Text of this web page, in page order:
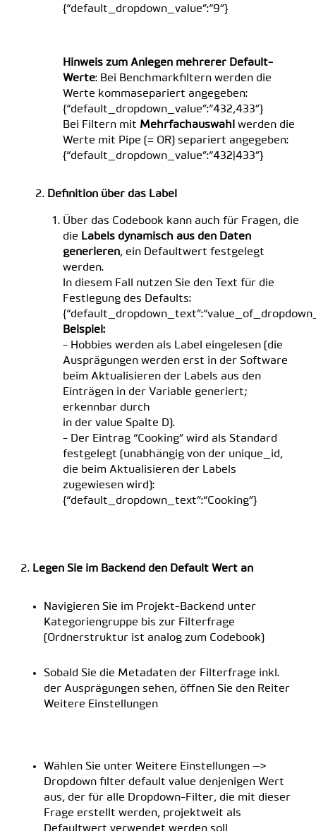
{“default_dropdown_value”:“9”}
Hinweis zum Anlegen mehrerer Default-
Werte: Bei Benchmarkfiltern werden die
Werte kommasepariert angegeben:
{“default_dropdown_value”:“432,433”}
Bei Filtern mit Mehrfachauswahl werden die
Werte mit Pipe (= OR) separiert angegeben:
{“default_dropdown_value”:“432|433”}
Definition über das Label
Über das Codebook kann auch für Fragen, die
die Labels dynamisch aus den Daten
generieren, ein Defaultwert festgelegt
werden.
In diesem Fall nutzen Sie den Text für die
Festlegung des Defaults:
Beispiel:
- Hobbies werden als Label eingelesen (die
Ausprägungen werden erst in der Software
beim Aktualisieren der Labels aus den
Einträgen in der Variable generiert;
erkennbar durch
in der value Spalte D).
- Der Eintrag “Cooking” wird als Standard
festgelegt (unabhängig von der unique_id,
die beim Aktualisieren der Labels
zugewiesen wird):
{“default_dropdown_text”:“Cooking”}
Legen Sie im Backend den Default Wert an
Navigieren Sie im Projekt-Backend unter
Kategoriengruppe bis zur Filterfrage
(Ordnerstruktur ist analog zum Codebook)
Sobald Sie die Metadaten der Filterfrage inkl.
der Ausprägungen sehen, öffnen Sie den Reiter
Weitere Einstellungen
Wählen Sie unter Weitere Einstellungen —>
Dropdown filter default value denjenigen Wert
aus, der für alle Dropdown-Filter, die mit dieser
Frage erstellt werden, projektweit als